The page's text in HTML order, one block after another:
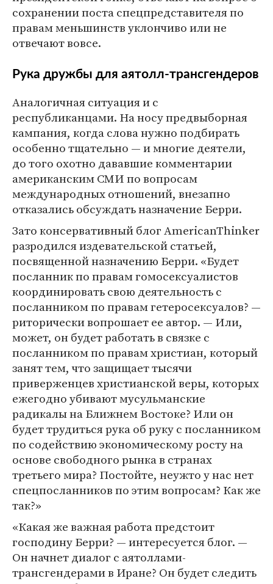
сохранении поста спецпредставителя по
правам меньшинств уклончиво или не
отвечают вовсе.
Рука дружбы для аятолл-трансгендеров
Аналогичная ситуация и с
республиканцами. На носу предвыборная
кампания, когда слова нужно подбирать
особенно тщательно — и многие деятели,
до того охотно дававшие комментарии
американским СМИ по вопросам
международных отношений, внезапно
отказались обсуждать назначение Берри.
Зато консервативный блог AmericanThinker
разродился издевательской статьей,
посвященной назначению Берри. «Будет
посланник по правам гомосексуалистов
координировать свою деятельность с
посланником по правам гетеросексуалов? —
риторически вопрошает ее автор. — Или,
может, он будет работать в связке с
посланником по правам христиан, который
занят тем, что защищает тысячи
приверженцев христианской веры, которых
ежегодно убивают мусульманские
радикалы на Ближнем Востоке? Или он
будет трудиться рука об руку с посланником
по содействию экономическому росту на
основе свободного рынка в странах
третьего мира? Постойте, неужто у нас нет
спецпосланников по этим вопросам? Как же
так?»
«Какая же важная работа предстоит
господину Берри? — интересуется блог. —
Он начнет диалог с аятоллами-
трансгендерами в Иране? Он будет следить